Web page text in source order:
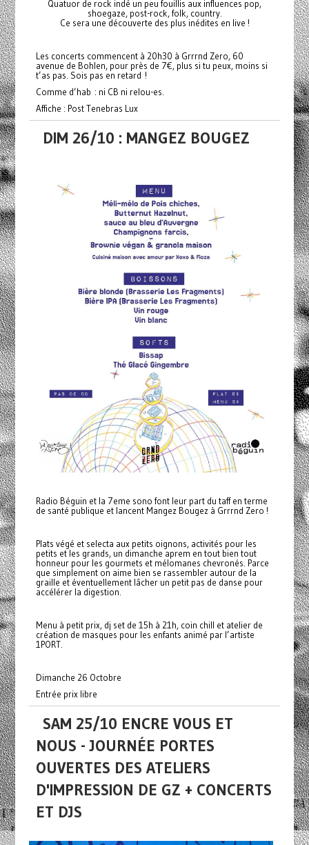
Quatuor de rock indé un peu fouillis aux influences pop,
shoegaze, post-rock, folk, country.
Ce sera une découverte des plus inédites en live !
Les concerts commencent à 20h30 à Grrrnd Zero, 60
avenue de Bohlen, pour près de 7€, plus si tu peux, moins si
t’as pas. Sois pas en retard !
Comme d’hab : ni CB ni relou-es.
Affiche : Post Tenebras Lux
DIM 26/10 : MANGEZ BOUGEZ
Radio Béguin et la 7eme sono font leur part du taff en terme
de santé publique et lancent Mangez Bougez à Grrrnd Zero !
Plats végé et selecta aux petits oignons, activités pour les
petits et les grands, un dimanche aprem en tout bien tout
honneur pour les gourmets et mélomanes chevronés. Parce
que simplement on aime bien se rassembler autour de la
graille et éventuellement lâcher un petit pas de danse pour
accélérer la digestion.
Menu à petit prix, dj set de 15h à 21h, coin chill et atelier de
création de masques pour les enfants animé par l’artiste
1PORT.
Dimanche 26 Octobre
Entrée prix libre
SAM 25/10 ENCRE VOUS ET
NOUS - JOURNÉE PORTES
OUVERTES DES ATELIERS
D'IMPRESSION DE GZ + CONCERTS
ET DJS